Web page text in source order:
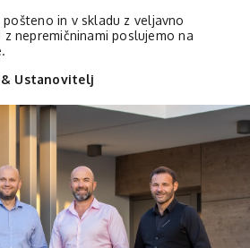
in v skladu z veljavno
nepremičninami poslujemo na
& Ustanovitelj